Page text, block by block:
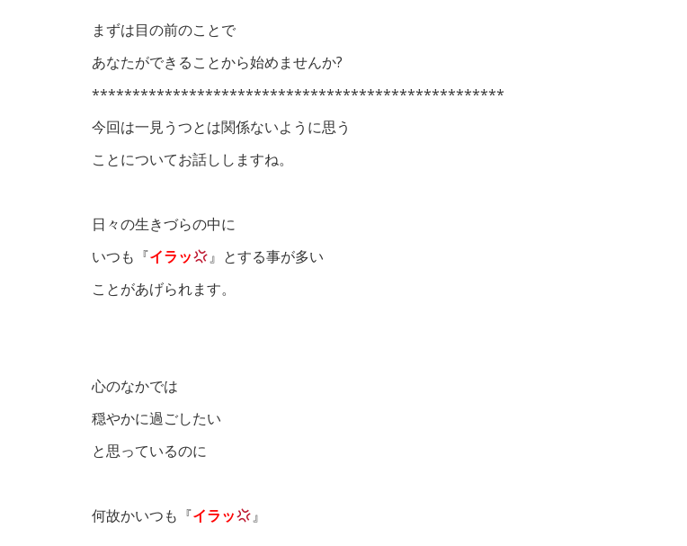
まずは目の前のことで
あなたができることから始めませんか?
***************************************************
今回は一見うつとは関係ないように思う
ことについてお話ししますね。
日々の生きづらの中に
いつも『イラッ
』とする事が多い
ことがあげられます。
心のなかでは
穏やかに過ごしたい
と思っているのに
何故かいつも『イラッ 』